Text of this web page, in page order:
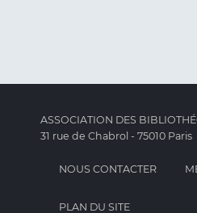
ASSOCIATION DES
31 rue de Chabrol - 75010 Paris
NOUS CONTACTER
PLAN DU SITE